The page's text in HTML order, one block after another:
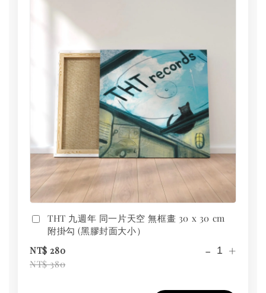
THT 九週年 同一片天空 無框畫 30 x 30 cm
附掛勾 (黑膠封面大小）
NT$ 280
NT$ 380
- +